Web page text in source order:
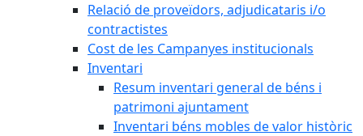
Relació de proveïdors, adjudicataris i/o
contractistes
Cost de les Campanyes institucionals
Inventari
Resum inventari general de béns i
patrimoni ajuntament
Inventari béns mobles de valor històric